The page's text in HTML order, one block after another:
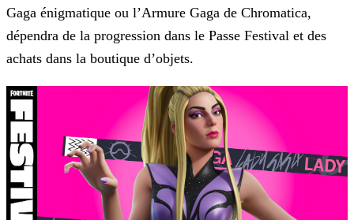
Gaga énigmatique ou l’Armure Gaga de Chromatica,
dépendra de la progression dans le Passe Festival et des
achats dans la boutique d’objets.